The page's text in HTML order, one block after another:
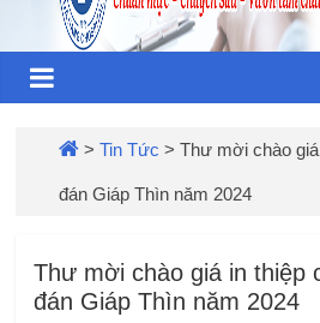
TP
Đà>Tin Tức >Thư mời chào
đán Giáp Thìn năm 2024
Thư mời chào giá in thiệp
đán Giáp Thìn năm 2024